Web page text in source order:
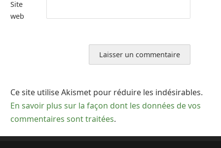
Site
web
Ce site utilise Akismet pour réduire les indésirables.
En savoir plus sur la façon dont les données de vos
commentaires sont traitées.